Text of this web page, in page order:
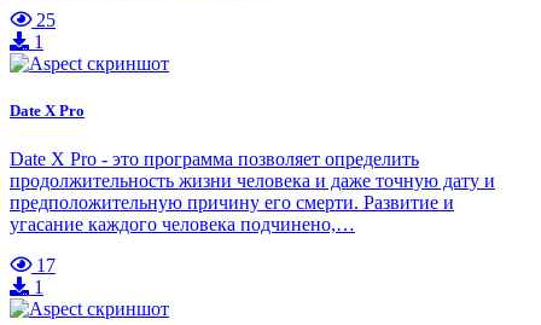
25
1
Date X Pro
Date X Pro - это программа позволяет определить
продолжительность жизни человека и даже точную дату и
предположительную причину его смерти. Развитие и
угасание каждого человека подчинено,…
17
1